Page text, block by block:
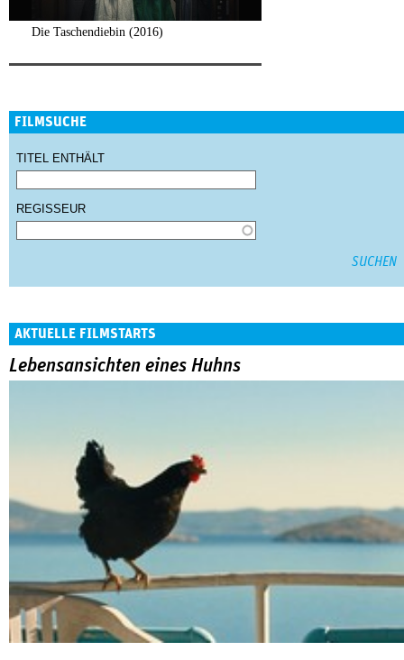
Die Taschendiebin (2016)
FILMSUCHE
TITEL ENTHÄLT
REGISSEUR
AKTUELLE FILMSTARTS
Lebensansichten eines Huhns